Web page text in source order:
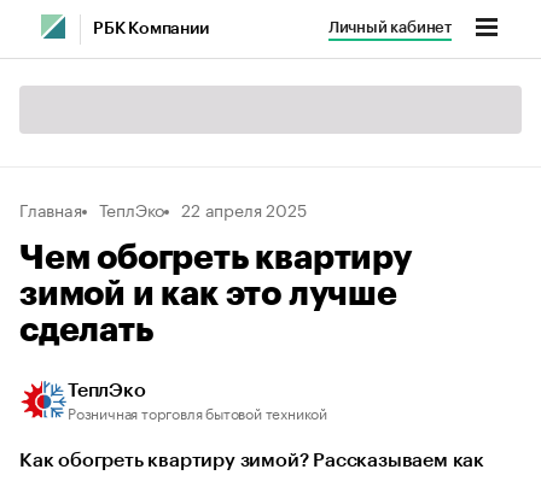
РБК Компании Личный кабинет
Главная ТеплЭко 22 апреля 2025
Чем обогреть квартиру
зимой и как это лучше
сделать
ТеплЭко
Розничная торговля бытовой техникой
Как обогреть квартиру зимой? Рассказываем как